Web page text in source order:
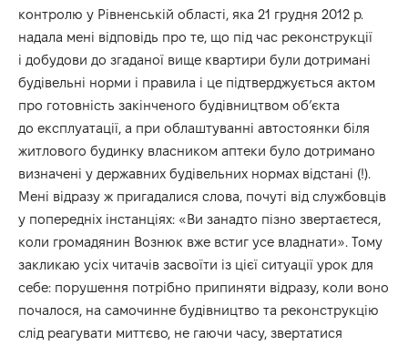
контролю у Рівненській області, яка 21 грудня 2012 р.
надала мені відповідь про те, що під час реконструкції
і добудови до згаданої вище квартири були дотримані
будівельні норми і правила і це підтверджується актом
про готовність закінченого будівництвом об’єкта
до експлуатації, а при облаштуванні автостоянки біля
житлового будинку власником аптеки було дотримано
визначені у державних будівельних нормах відстані (!).
Мені відразу ж пригадалися слова, почуті від службовців
у попередніх інстанціях: «Ви занадто пізно звертаєтеся,
коли громадянин Вознюк вже встиг усе владнати». Тому
закликаю усіх читачів засвоїти із цієї ситуації урок для
себе: порушення потрібно припиняти відразу, коли воно
почалося, на самочинне будівництво та реконструкцію
слід реагувати миттєво, не гаючи часу, звертатися